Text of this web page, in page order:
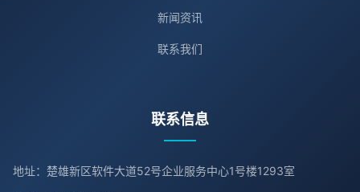
新闻资讯
联系我们
联系信息
地址：楚雄新区软件大道52号企业服务中心1号楼1293室